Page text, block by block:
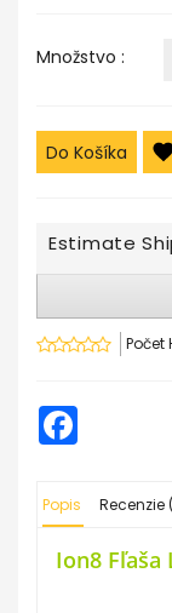
Množstvo :
Do Košíka
Estimate
Počet
Popis Recenzie
Ion8 Fľaša